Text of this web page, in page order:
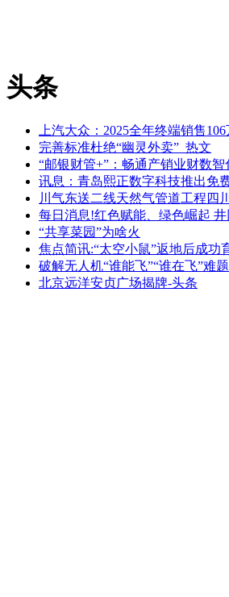
头条
上汽大众：2025全年终端销售
完善标准杜绝“幽灵外卖”_热文
“邮银财管+”：畅通产销业财数
讯息：青岛熙正数字科技推出免
川气东送二线天然气管道工程四
每日消息!红色赋能、绿色崛起
“共享菜园”为啥火
焦点简讯:“太空小鼠”返地后成功
破解无人机“谁能飞”“谁在飞”难
北京远洋安贞广场揭牌-头条